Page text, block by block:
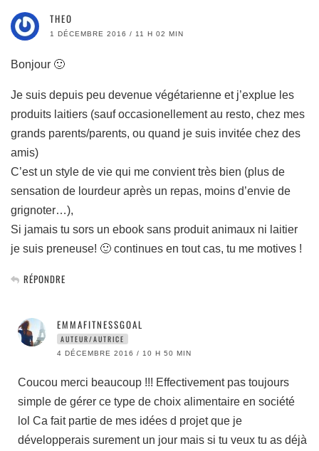
THEO
1 DÉCEMBRE 2016 / 11 H 02 MIN
Bonjour 🙂
Je suis depuis peu devenue végétarienne et j’explue les
produits laitiers (sauf occasionellement au resto, chez mes
grands parents/parents, ou quand je suis invitée chez des
amis)
C’est un style de vie qui me convient très bien (plus de
sensation de lourdeur après un repas, moins d’envie de
grignoter…),
Si jamais tu sors un ebook sans produit animaux ni laitier
je suis preneuse! 🙂 continues en tout cas, tu me motives !
RÉPONDRE
EMMAFITNESSGOAL
AUTEUR/AUTRICE
4 DÉCEMBRE 2016 / 10 H 50 MIN
Coucou merci beaucoup !!! Effectivement pas toujours
simple de gérer ce type de choix alimentaire en société
lol Ca fait partie de mes idées d projet que je
développerais surement un jour mais si tu veux tu as déjà